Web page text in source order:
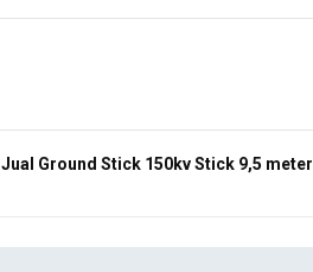
Jual Ground Stick 150kv Stick 9,5 meter